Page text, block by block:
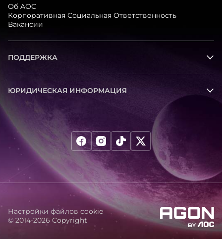
Об AOC
Корпоративная Социальная Ответственность
Вакансии
ПОДДЕРЖКА
ЮРИДИЧЕСКАЯ ИНФОРМАЦИЯ
© 2014-2026 Copyright
Настройки файлов cookie
agon